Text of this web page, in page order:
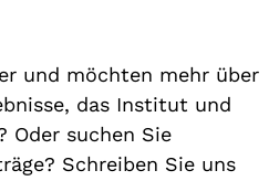
und möchten mehr über
das Institut und
Oder suchen Sie
Schreiben Sie uns